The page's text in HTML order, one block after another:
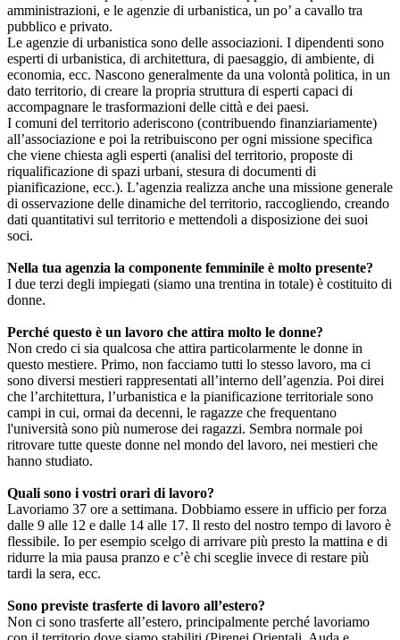
amministrazioni, e le agenzie di urbanistica, un po’ a cavallo tra
pubblico e privato.
Le agenzie di urbanistica sono delle associazioni. I dipendenti sono
esperti di urbanistica, di architettura, di paesaggio, di ambiente, di
economia, ecc. Nascono generalmente da una volontà politica, in un
dato territorio, di creare la propria struttura di esperti capaci di
accompagnare le trasformazioni delle città e dei paesi.
I comuni del territorio aderiscono (contribuendo finanziariamente)
all’associazione e poi la retribuiscono per ogni missione specifica
che viene chiesta agli esperti (analisi del territorio, proposte di
riqualificazione di spazi urbani, stesura di documenti di
pianificazione, ecc.). L’agenzia realizza anche una missione generale
di osservazione delle dinamiche del territorio, raccogliendo, creando
dati quantitativi sul territorio e mettendoli a disposizione dei suoi
soci.
Nella tua agenzia la componente femminile è molto presente?
I due terzi degli impiegati (siamo una trentina in totale) è costituito di
donne.
Perché questo è un lavoro che attira molto le donne?
Non credo ci sia qualcosa che attira particolarmente le donne in
questo mestiere. Primo, non facciamo tutti lo stesso lavoro, ma ci
sono diversi mestieri rappresentati all’interno dell’agenzia. Poi direi
che l’architettura, l’urbanistica e la pianificazione territoriale sono
campi in cui, ormai da decenni, le ragazze che frequentano
l'università sono più numerose dei ragazzi. Sembra normale poi
ritrovare tutte queste donne nel mondo del lavoro, nei mestieri che
hanno studiato.
Quali sono i vostri orari di lavoro?
Lavoriamo 37 ore a settimana. Dobbiamo essere in ufficio per forza
dalle 9 alle 12 e dalle 14 alle 17. Il resto del nostro tempo di lavoro è
flessibile. Io per esempio scelgo di arrivare più presto la mattina e di
ridurre la mia pausa pranzo e c’è chi sceglie invece di restare più
tardi la sera, ecc.
Sono previste trasferte di lavoro all’estero?
Non ci sono trasferte all’estero, principalmente perché lavoriamo